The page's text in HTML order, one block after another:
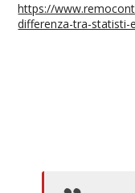
https://
differenza-tra-statisti-